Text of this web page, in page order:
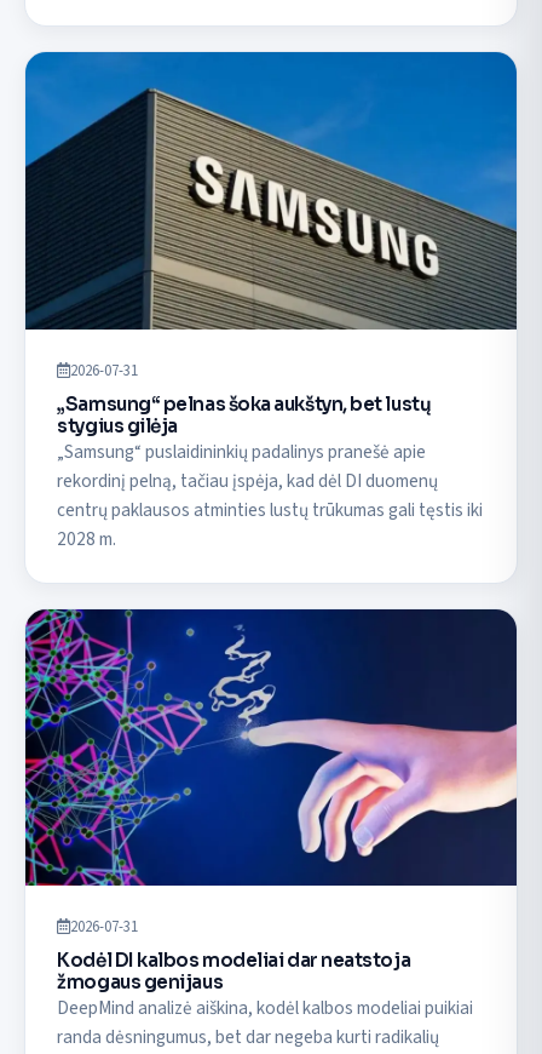
2026-07-31
„Samsung“ pelnas šoka aukštyn, bet lustų
stygius gilėja
„Samsung“ puslaidininkių padalinys pranešė apie
rekordinį pelną, tačiau įspėja, kad dėl DI duomenų
centrų paklausos atminties lustų trūkumas gali tęstis iki
2028 m.
2026-07-31
Kodėl DI kalbos modeliai dar neatstoja
žmogaus genijaus
DeepMind analizė aiškina, kodėl kalbos modeliai puikiai
randa dėsningumus, bet dar negeba kurti radikalių